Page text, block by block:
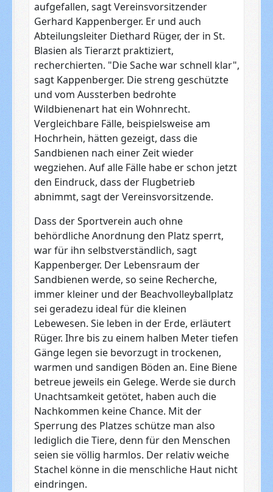
aufgefallen, sagt Vereinsvorsitzender
Gerhard Kappenberger. Er und auch
Abteilungsleiter Diethard Rüger, der in St.
Blasien als Tierarzt praktiziert,
recherchierten. "Die Sache war schnell klar",
sagt Kappenberger. Die streng geschützte
und vom Aussterben bedrohte
Wildbienenart hat ein Wohnrecht.
Vergleichbare Fälle, beispielsweise am
Hochrhein, hätten gezeigt, dass die
Sandbienen nach einer Zeit wieder
wegziehen. Auf alle Fälle habe er schon jetzt
den Eindruck, dass der Flugbetrieb
abnimmt, sagt der Vereinsvorsitzende.
Dass der Sportverein auch ohne
behördliche Anordnung den Platz sperrt,
war für ihn selbstverständlich, sagt
Kappenberger. Der Lebensraum der
Sandbienen werde, so seine Recherche,
immer kleiner und der Beachvolleyballplatz
sei geradezu ideal für die kleinen
Lebewesen. Sie leben in der Erde, erläutert
Rüger. Ihre bis zu einem halben Meter tiefen
Gänge legen sie bevorzugt in trockenen,
warmen und sandigen Böden an. Eine Biene
betreue jeweils ein Gelege. Werde sie durch
Unachtsamkeit getötet, haben auch die
Nachkommen keine Chance. Mit der
Sperrung des Platzes schütze man also
lediglich die Tiere, denn für den Menschen
seien sie völlig harmlos. Der relativ weiche
Stachel könne in die menschliche Haut nicht
eindringen.